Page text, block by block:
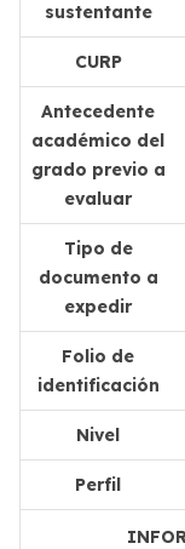
sustentante
CURP
Antecedente
académico del
grado previo a
evaluar
Tipo de
documento a
expedir
Folio de
identificación
Nivel
Perfil